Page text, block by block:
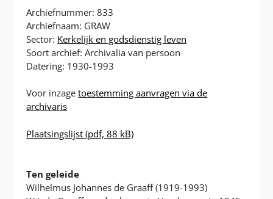
Archiefnummer: 833
Archiefnaam: GRAW
Sector: Kerkelijk en godsdienstig leven
Soort archief: Archivalia van persoon
Datering: 1930-1993
Voor inzagetoestemming aanvragen via de
archivaris
Plaatsingslijst (pdf, 88 kB)
Ten geleide
Wilhelmus Johannes de Graaff (1919-1993)